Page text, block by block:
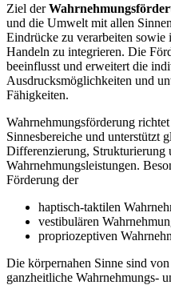
Ziel der
und die Umwelt mit allen
Eindrücke zu verarbeiten sowie
Handeln zu integrieren. Die
beeinflusst und erweitert die
Ausdrucksmöglichkeiten und
Fähigkeiten.
Wahrnehmungsförderung
Sinnesbereiche und unterstützt
Differenzierung, Strukturierung
Wahrnehmungsleistungen.
Förderung der
haptisch-taktilen
vestibulären
propriozeptiven
Die körpernahen Sinne sind
ganzheitliche Wahrnehmungs-